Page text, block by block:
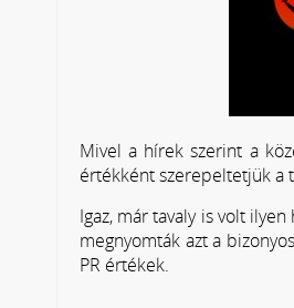
Mivel a hírek szerint a
értékként szerepeltetjük a
Igaz, már tavaly is volt
megnyomták azt a
PR értékek.